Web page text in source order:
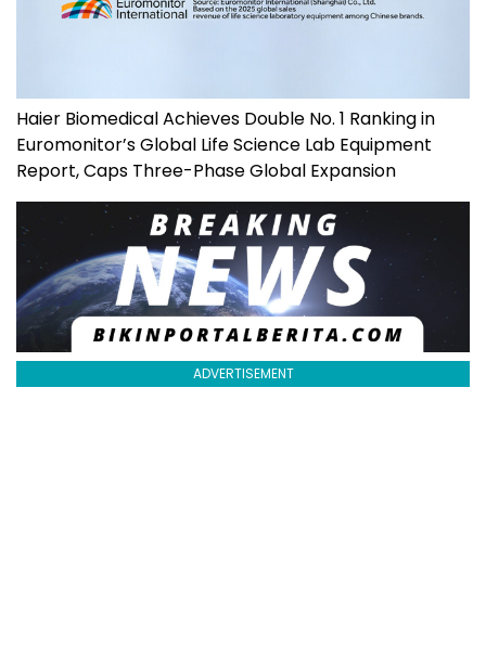
Haier Biomedical Achieves Double No. 1 Ranking in
Euromonitor’s Global Life Science Lab Equipment
Report, Caps Three-Phase Global Expansion
ADVERTISEMENT